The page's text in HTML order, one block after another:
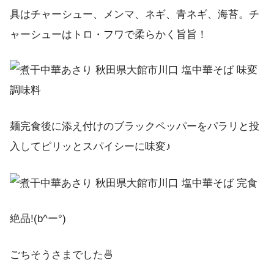
具はチャーシュー、メンマ、ネギ、青ネギ、海苔。チ
ャーシューはトロ・フワで柔らかく旨旨！
麺完食後に添え付けのブラックペッパーをパラリと投
入してピリッとスパイシーに味変♪
絶品!(b^ー°)
ごちそうさまでした🍜